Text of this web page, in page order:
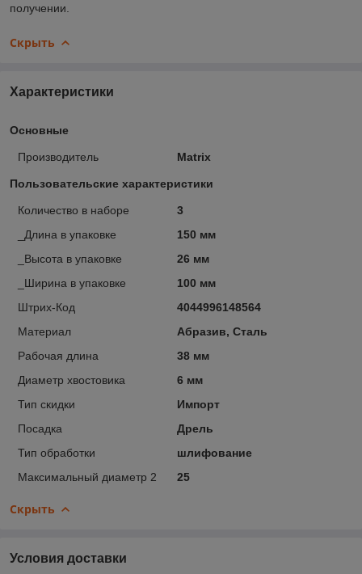
получении.
Скрыть
Характеристики
Основные
Производитель Matrix
Пользовательские характеристики
Количество в наборе
3
_Длина в упаковке
150 мм
_Высота в упаковке
26 мм
_Ширина в упаковке
100 мм
Штрих-Код
4044996148564
Материал
Абразив, Сталь
Рабочая длина
38 мм
Диаметр хвостовика
6 мм
Тип скидки
Импорт
Посадка
Дрель
Тип обработки
шлифование
Максимальный диаметр 2
25
Скрыть
Условия доставки